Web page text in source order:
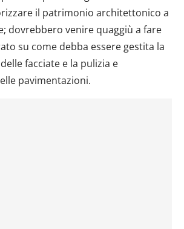
il patrimonio architettonico a
dovrebbero venire quaggiù a fare
su come debba essere gestita la
facciate e la pulizia e
pavimentazioni.